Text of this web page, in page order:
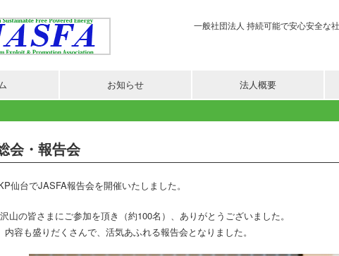
一般社団法人 持続可能で安心安全な
お知らせ 法人概要
会・報告会
仙台でJASFA報告会を開催いたしました。
山の皆さまにご参加を頂き（約100名）、ありがとうございました。
容も盛りだくさんで、活気あふれる報告会となりました。